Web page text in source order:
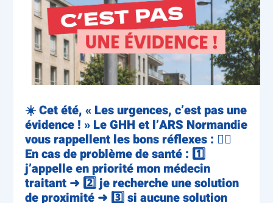
☀️ Cet été, « Les urgences, c’est pas une
évidence ! » Le GHH et l’ARS Normandie
vous rappellent les bons réflexes : 👨‍⚕️
En cas de problème de santé : 1️⃣
j’appelle en priorité mon médecin
traitant ➜ 2️⃣ je recherche une solution
de proximité ➜ 3️⃣ si aucune solution